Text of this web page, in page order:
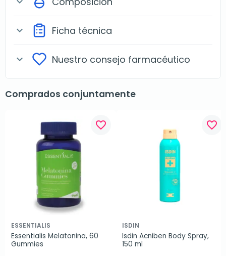
expand_more Ficha técnica
expand_more Nuestro consejo farmacéutico
Comprados conjuntamente
favorite_border
ESSENTIALIS
Essentialis Melatonina, 60
Gummies
favorite_border
ISDIN
Isdin Acniben Body Spray,
150 ml